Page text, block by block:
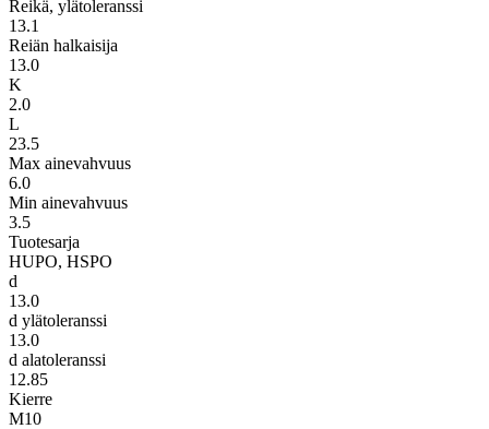
Reikä, ylätoleranssi
13.1
Reiän halkaisija
13.0
K
2.0
L
23.5
Max ainevahvuus
6.0
Min ainevahvuus
3.5
Tuotesarja
HUPO, HSPO
d
13.0
d ylätoleranssi
13.0
d alatoleranssi
12.85
Kierre
M10